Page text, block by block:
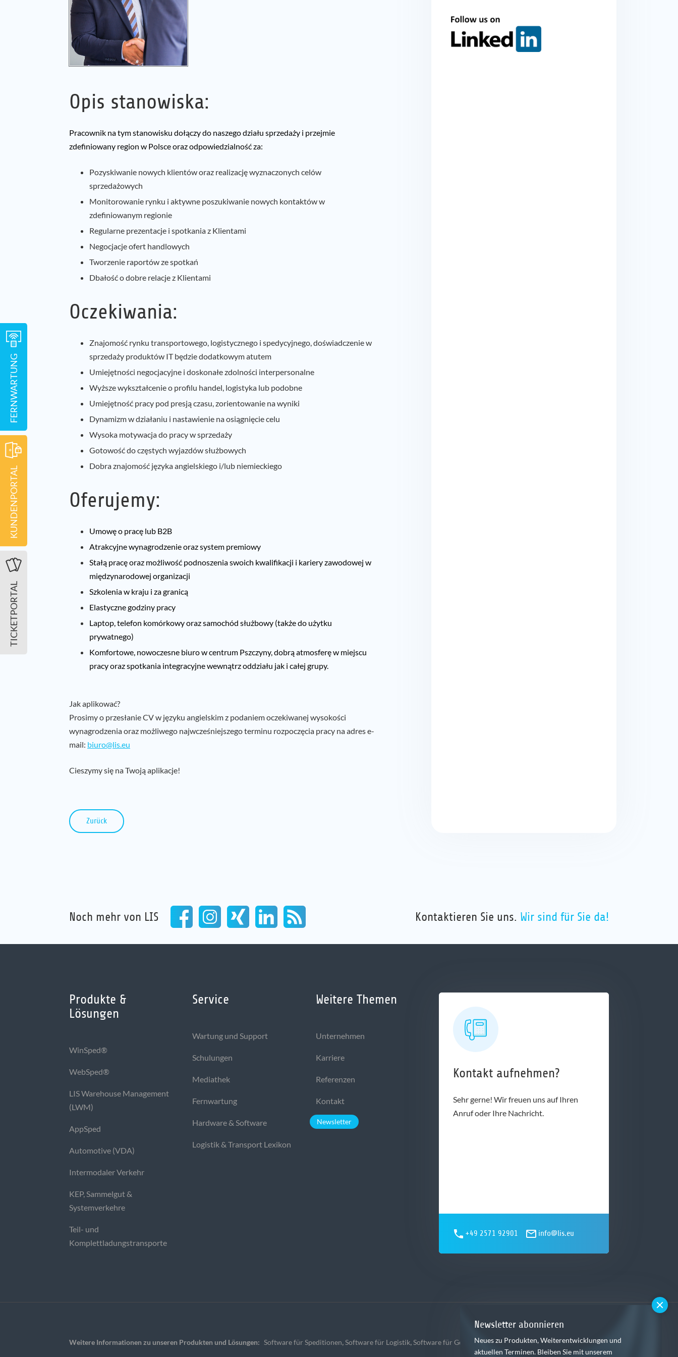
Opis stanowiska:
Pracownik na tym stanowisku dołączy do naszego działu sprzedaży i przejmie
zdefiniowany region w Polsce oraz odpowiedzialność za:
Pozyskiwanie nowych klientów oraz realizację wyznaczonych celów
sprzedażowych
Monitorowanie rynku i aktywne poszukiwanie nowych kontaktów w
zdefiniowanym regionie
Regularne prezentacje i spotkania z Klientami
Negocjacje ofert handlowych
Tworzenie raportów ze spotkań
Dbałość o dobre relacje z Klientami
Oczekiwania:
Znajomość rynku transportowego, logistycznego i spedycyjnego, doświadczenie w
sprzedaży produktów IT będzie dodatkowym atutem
Umiejętności negocjacyjne i doskonałe zdolności interpersonalne
Wyższe wykształcenie o profilu handel, logistyka lub podobne
Umiejętność pracy pod presją czasu, zorientowanie na wyniki
Dynamizm w działaniu i nastawienie na osiągnięcie celu
Wysoka motywacja do pracy w sprzedaży
Gotowość do częstych wyjazdów służbowych
Dobra znajomość języka angielskiego i/lub niemieckiego
Oferujemy:
Umowę o pracę lub B2B
Atrakcyjne wynagrodzenie oraz system premiowy
Stałą pracę oraz możliwość podnoszenia swoich kwalifikacji i kariery zawodowej w
międzynarodowej organizacji
Szkolenia w kraju i za granicą
Elastyczne godziny pracy
Laptop, telefon komórkowy oraz samochód służbowy (także do użytku
prywatnego)
Komfortowe, nowoczesne biuro w centrum Pszczyny, dobrą atmosferę w miejscu
pracy oraz spotkania integracyjne wewnątrz oddziału jak i całej grupy.
Jak aplikować?
Prosimy o przesłanie CV w języku angielskim z podaniem oczekiwanej wysokości
wynagrodzenia oraz możliwego najwcześniejszego terminu rozpoczęcia pracy na adres e-
mail: biuro@lis.eu
Cieszymy się na Twoją aplikacje!
Zurück
Noch mehr von LIS Kontaktieren Sie uns. Wir sind für Sie da!
Produkte &
Lösungen
WinSped®
WebSped®
LIS Warehouse Management
(LWM)
AppSped
Automotive (VDA)
Intermodaler Verkehr
KEP, Sammelgut &
Systemverkehre
Teil- und
Komplettladungstransporte
Service
Wartung und Support
Schulungen
Mediathek
Fernwartung
Hardware & Software
Logistik & Transport Lexikon
Weitere Themen
Unternehmen
Karriere
Referenzen
Kontakt
Newsletter
Kontakt aufnehmen?
Sehr gerne! Wir freuen uns auf Ihren
Anruf oder Ihre Nachricht.
+49 2571 92901 info@lis.eu
Weitere Informationen zu unseren Produkten und Lösungen: Software für Speditionen,Software für Logistik,Software für Gebietsspedition,Dispositionssoftware
TICKETPORTAL
KUNDENPORTAL
FERNWARTUNG
Newsletter abonnieren
Neues zu Produkten, Weiterentwicklungen und
aktuellen Terminen. Bleiben Sie mit unserem